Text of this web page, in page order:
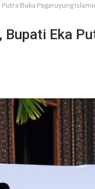
Buka Pagaruyung
Bupati Eka